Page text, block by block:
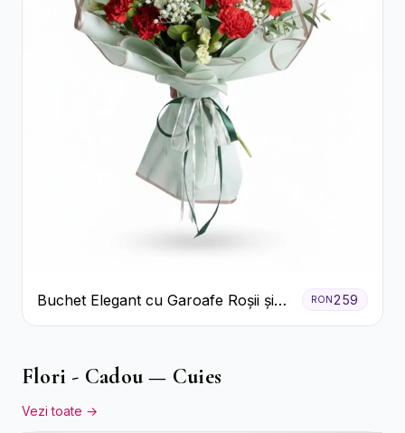
Buchet Elegant cu Garoafe Roșii și
Floarea Miresei
RON259
Flori - Cadou — Cuies
Vezi toate →